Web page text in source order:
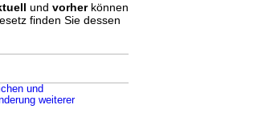
und vorherkönnen
finden Sie dessen
und
weiterer